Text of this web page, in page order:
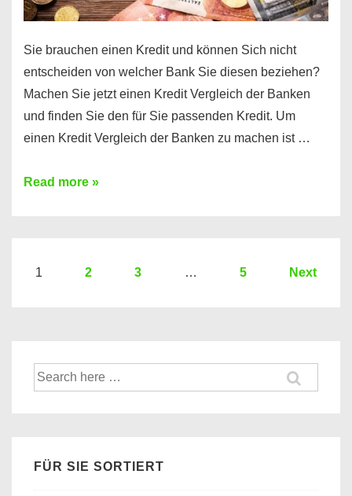
Sie brauchen einen Kredit und können Sich nicht
entscheiden von welcher Bank Sie diesen beziehen?
Machen Sie jetzt einen Kredit Vergleich der Banken
und finden Sie den für Sie passenden Kredit. Um
einen Kredit Vergleich der Banken zu machen ist …
Sie
Hier
Banken
Read more »
Seitennummerierung
1 2 3 … 5 Next
Suche
nach:
FÜR SIE SORTIERT